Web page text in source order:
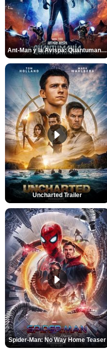
Ant-Man y la Avispa: Quantumanía Tráiler (2)
Uncharted Trailer
Spider-Man: No Way Home Teaser